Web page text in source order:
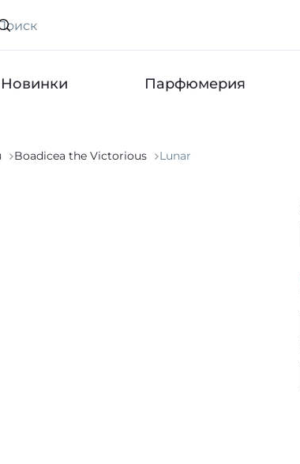
Новинки Парфюмерия
Boadicea the Victorious Lunar